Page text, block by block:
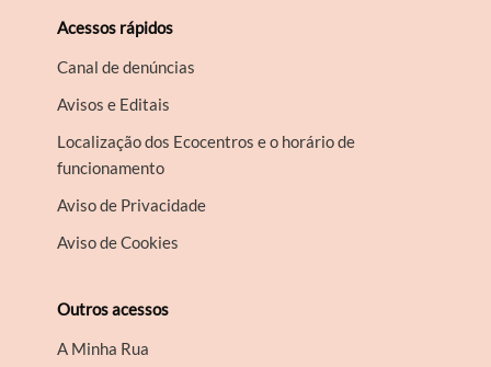
Acessos rápidos
Canal de denúncias
Avisos e Editais
Localização dos Ecocentros e o horário de
funcionamento
Aviso de Privacidade
Aviso de Cookies
Outros acessos
A Minha Rua